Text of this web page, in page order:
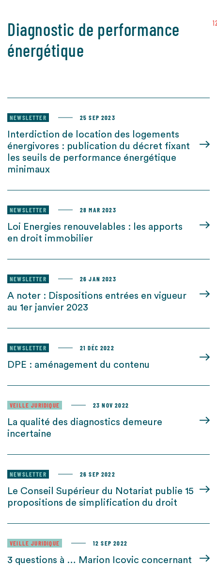
Diagnostic de performance
énergétique
NEWSLETTER 25 SEP 2023
Interdiction de location des logements
énergivores : publication du décret fixant
les seuils de performance énergétique
minimaux
NEWSLETTER 28 MAR 2023
Loi Energies renouvelables : les apports
en droit immobilier
NEWSLETTER 26 JAN 2023
A noter : Dispositions entrées en vigueur
au 1er janvier 2023
NEWSLETTER 21 DÉC 2022
DPE : aménagement du contenu
VEILLE JURIDIQUE 23 NOV 2022
La qualité des diagnostics demeure
incertaine
NEWSLETTER 26 SEP 2022
Le Conseil Supérieur du Notariat publie 15
propositions de simplification du droit
VEILLE JURIDIQUE 12 SEP 2022
3 questions à … Marion Icovic concernant